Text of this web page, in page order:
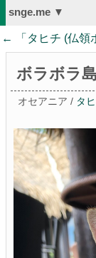
snge.me ▼
← 「 タヒチ (仏領
ボラボラ
オセアニア / タ